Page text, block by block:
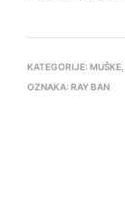
KATEGORIJE: MUŠKE
OZNAKA: RAY BAN